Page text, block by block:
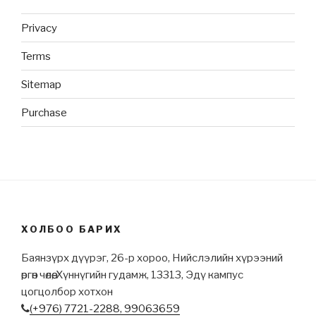
Privacy
Terms
Sitemap
Purchase
ХОЛБОО БАРИХ
Баянзүрх дүүрэг, 26-р хороо, Нийслэлийн хүрээний
өргөн чөлөө, Хүннүгийн гудамж, 13313, Эдү кампус
цогцолбор хотхон
(+976) 7721-2288, 99063659